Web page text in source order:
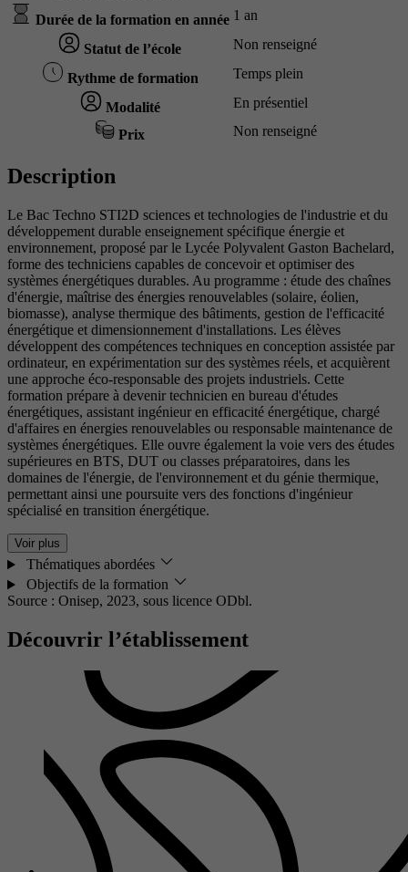
Durée de la formation en année 1 an
Statut de l’école Non renseigné
Rythme de formation Temps plein
Modalité En présentiel
Prix Non renseigné
Description
Le Bac Techno STI2D sciences et technologies de l'industrie et du
développement durable enseignement spécifique énergie et
environnement, proposé par le Lycée Polyvalent Gaston Bachelard,
forme des techniciens capables de concevoir et optimiser des
systèmes énergétiques durables. Au programme : étude des chaînes
d'énergie, maîtrise des énergies renouvelables (solaire, éolien,
biomasse), analyse thermique des bâtiments, gestion de l'efficacité
énergétique et dimensionnement d'installations. Les élèves
développent des compétences techniques en conception assistée par
ordinateur, en expérimentation sur des systèmes réels, et acquièrent
une approche éco-responsable des projets industriels. Cette
formation prépare à devenir technicien en bureau d'études
énergétiques, assistant ingénieur en efficacité énergétique, chargé
d'affaires en énergies renouvelables ou responsable maintenance de
systèmes énergétiques. Elle ouvre également la voie vers des études
supérieures en BTS, DUT ou classes préparatoires, dans les
domaines de l'énergie, de l'environnement et du génie thermique,
permettant ainsi une poursuite vers des fonctions d'ingénieur
spécialisé en transition énergétique.
Voir plus
Thématiques abordées
Objectifs de la formation
Source : Onisep, 2023, sous licence ODbl.
Découvrir l’établissement